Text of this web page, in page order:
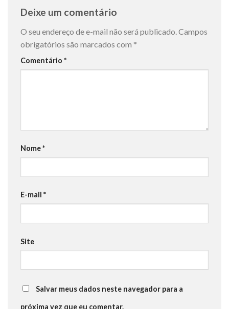
Deixe um comentário
O seu endereço de e-mail não será publicado.Campos
obrigatórios são marcados com *
Comentário *
Nome*
E-mail *
Site
Salvar meus dados neste navegador para a
próxima vez que eu comentar.